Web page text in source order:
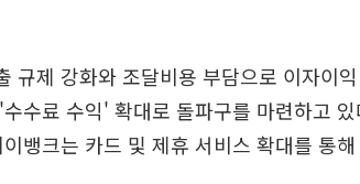
규제 강화와 조달비용 부담으로 이자이
수료 수익' 확대로 돌파구를 마련하고
뱅크는 카드 및 제휴 서비스 확대를 통